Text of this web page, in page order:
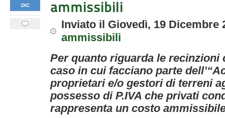
DIC
ammissibili
Inviato il Giovedì, 19 Dicembre
ammissibili
Per quanto riguarda le recinzioni
caso in cui facciano parte
proprietari e/o gestori di terreni
possesso di P.IVA che privati
rappresenta un costo